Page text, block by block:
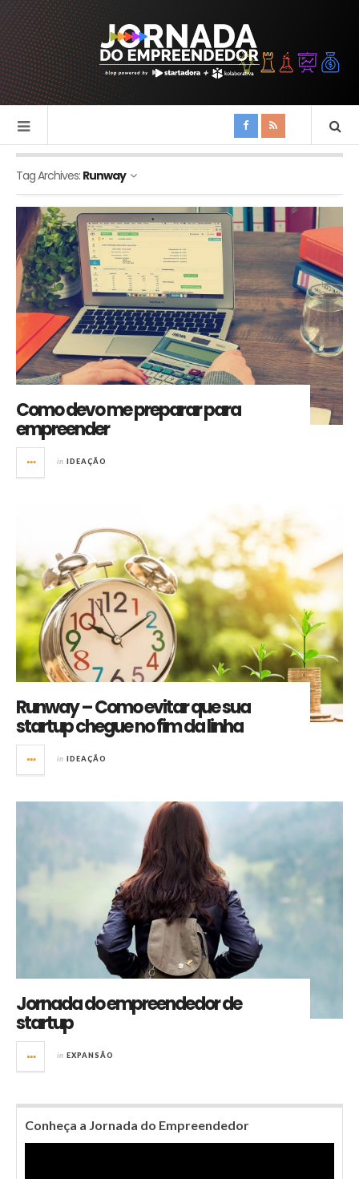
Tag Archives: Runway
Como devo me preparar para
empreender
in IDEAÇÃO
Runway – Como evitar que sua
startup chegue no fim da linha
in IDEAÇÃO
Jornada do empreendedor de
startup
in EXPANSÃO
Conheça a Jornada do Empreendedor